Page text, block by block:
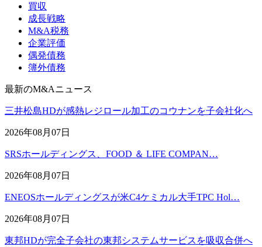
買収
成長戦略
M&A税務
企業評価
偶発債務
簿外債務
最新のM&Aニュース
三井松島HDが感熱レジロール加工のコウナンを子会社化へ
2026年08月07日
SRSホールディングス、FOOD ＆ LIFE COMPAN…
2026年08月07日
ENEOSホールディングスが米C4ケミカル大手TPC Hol…
2026年08月07日
東邦HDが完全子会社の東邦システムサービスを吸収合併へ